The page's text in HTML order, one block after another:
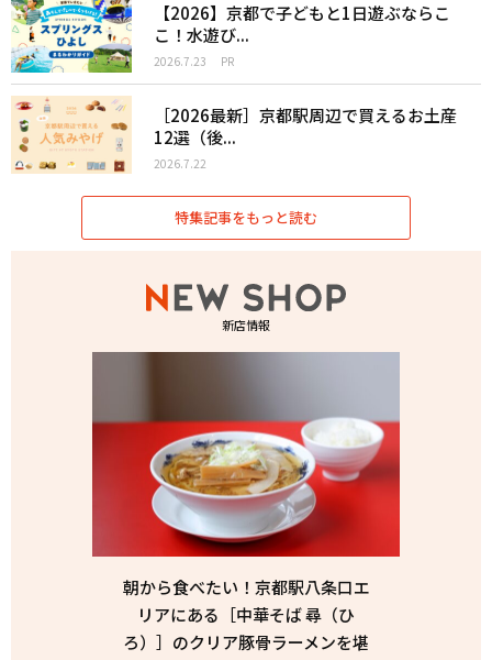
【2026】京都で子どもと1日遊ぶならこ
こ！水遊び...
2026.7.23 PR
［2026最新］京都駅周辺で買えるお土産
12選（後...
2026.7.22
特集記事をもっと読む
新店情報
朝から食べたい！京都駅八条口エ
リアにある［中華そば 尋（ひ
ろ）］のクリア豚骨ラーメンを堪